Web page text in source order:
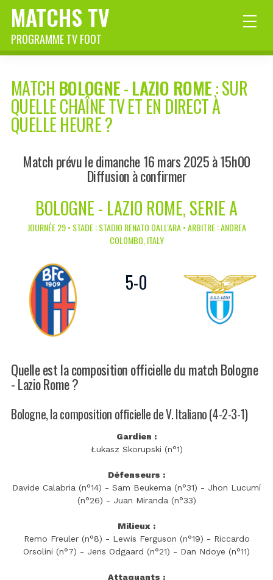
MATCHS TV
PROGRAMME TV FOOT
MATCH BOLOGNE-LAZIO ROME: SUR
QUELLE CHAÎNE TV ET EN DIRECT À
QUELLE HEURE ?
Match prévu le dimanche 16 mars 2025 à 15h00
Diffusion à confirmer
BOLOGNE - LAZIO ROME, SERIE A
JOURNÉE 29 • STADE : STADIO RENATO DALL'ARA • ARBITRE : ANDREA
COLOMBO, ITALY
5-0
Quelle est la composition officielle du match Bologne
- Lazio Rome ?
Bologne, la composition officielle de V. Italiano (4-2-3-1)
Gardien :
Łukasz Skorupski (n°1)
Défenseurs :
Davide Calabria (n°14) - Sam Beukema (n°31) - Jhon Lucumí
(n°26) - Juan Miranda (n°33)
Milieux :
Remo Freuler (n°8) - Lewis Ferguson (n°19) - Riccardo
Orsolini (n°7) - Jens Odgaard (n°21) - Dan Ndoye (n°11)
Attaquants :